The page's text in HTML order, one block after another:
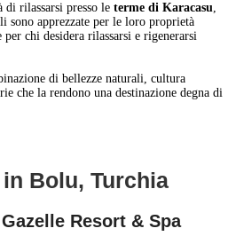
rilassarsi presso le terme di Karacasu,
sono apprezzate per le loro proprietà
chi desidera rilassarsi e rigenerarsi
di bellezze naturali, cultura
che la rendono una destinazione degna di
Bolu, Turchia
Gazelle Resort & Spa